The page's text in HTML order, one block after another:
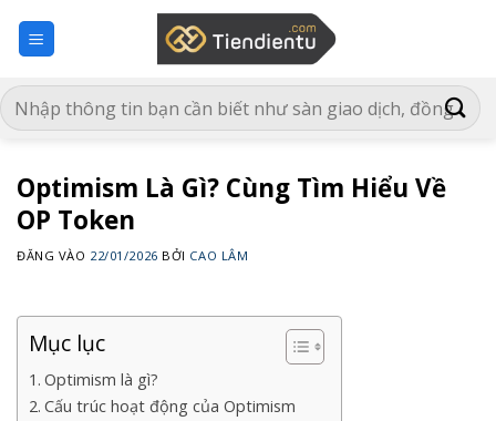
qua
dung
Optimism Là Gì? Cùng Tìm Hiểu Về
OP Token
ĐĂNG VÀO 22/01/2026 BỞI CAO LÂM
Mục lục
Optimism là gì?
Cấu trúc hoạt động của Optimism